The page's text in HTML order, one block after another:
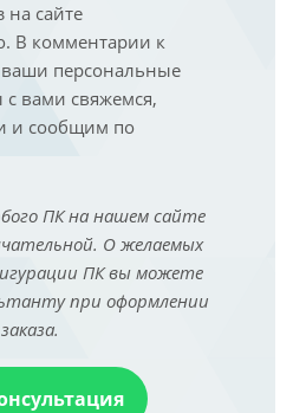
на сайте
В комментарии к
ваши персональные
вами свяжемся,
и сообщим по
ПК на нашем сайте
О желаемых
ПК вы можете
при оформлении
заказа.